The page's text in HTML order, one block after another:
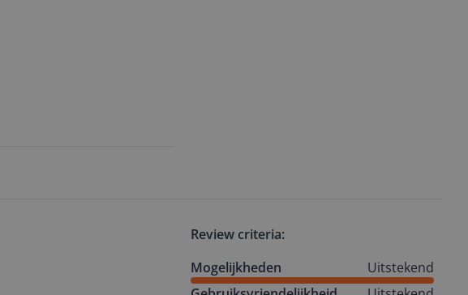
Review criteria:
Mogelijkheden
Uitstekend